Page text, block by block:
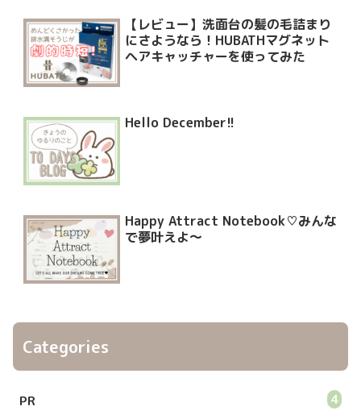
【レビュー】洗面台の髪の毛詰まり
にさようなら！HUBATHマグネット
ヘアキャッチャーを使ってみた
Hello December!!
Happy Attract Notebook♡みんな
で夢叶えよ〜
Categories
PR 4